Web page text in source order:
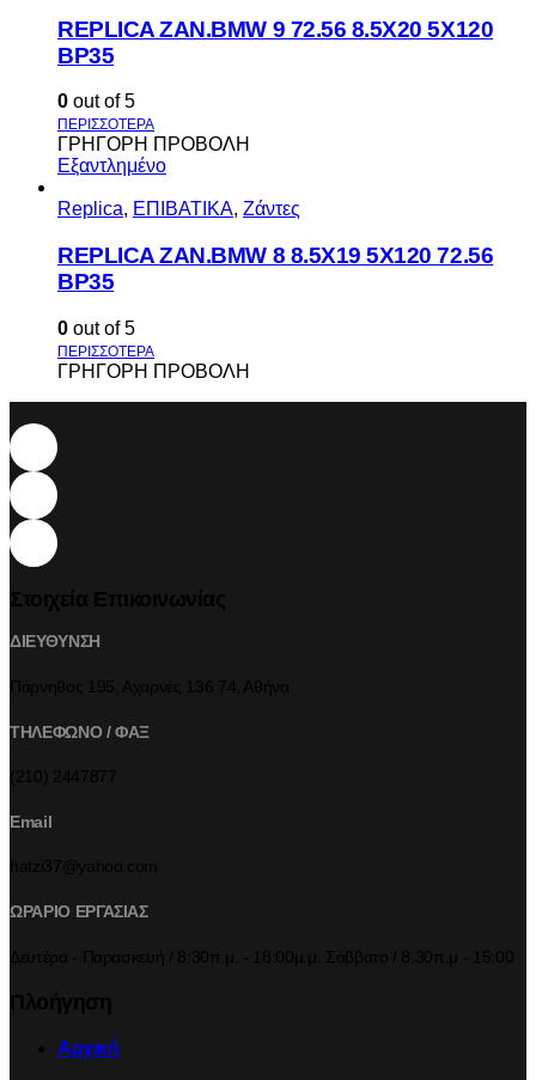
REPLICA ZAN.BMW 9 72.56 8.5X20 5X120
BP35
0 out of 5
ΓΡΗΓΟΡΗ ΠΡΟΒΟΛΗ
Εξαντλημένο
Replica, ΕΠΙΒΑΤΙΚΑ, Ζάντες
REPLICA ZAN.BMW 8 8.5X19 5X120 72.56
BP35
0 out of 5
ΓΡΗΓΟΡΗ ΠΡΟΒΟΛΗ
ΔΙΕΥΘΥΝΣΗ
ΤΗΛΕΦΩΝΟ / ΦΑΞ
Email
ΩΡΑΡΙΟ ΕΡΓΑΣΙΑΣ
Αρχική